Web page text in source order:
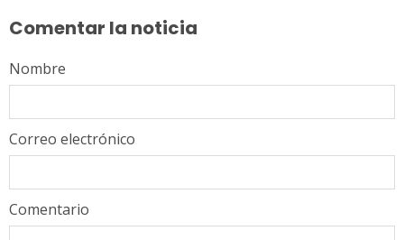
Comentar la noticia
Comentario
Nombre
Correo electrónico